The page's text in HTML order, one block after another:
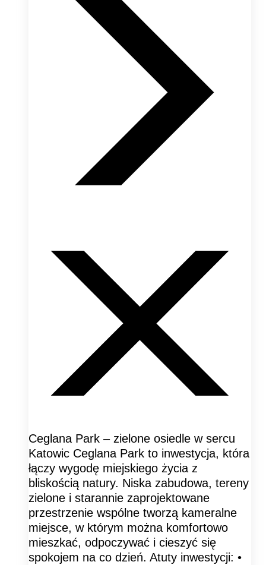
Ceglana Park – zielone osiedle w sercu
Katowic Ceglana Park to inwestycja, która
łączy wygodę miejskiego życia z
bliskością natury. Niska zabudowa, tereny
zielone i starannie zaprojektowane
przestrzenie wspólne tworzą kameralne
miejsce, w którym można komfortowo
mieszkać, odpoczywać i cieszyć się
spokojem na co dzień. Atuty inwestycji: •